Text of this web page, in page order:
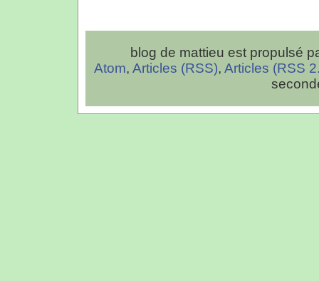
blog de mattieu est propulsé
Atom, Articles (RSS), Articles (RSS